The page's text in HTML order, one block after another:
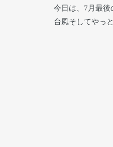
今日は、7月最後
台風そしてやっ